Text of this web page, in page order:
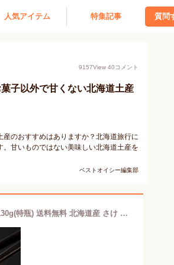
人気アイテム 特集記事 質問
9157View 40コメント
子以外で甘くない北海道土産
のおすすめはありますか？北海道旅行に
甘いものではない美味しい北海道土産を
ベストオイシー編集部
【バレンタイン早割200円OFF】佐藤水産 鮭ルイベ漬 瓶 100g・130g(特瓶) 送料無料 北海道産 さけ サーモン いくら 瓶入り 贈り物 ギフト お取り寄せ グルメ 母の日 父の日 敬老の日 人気 名産 海鮮 海産物